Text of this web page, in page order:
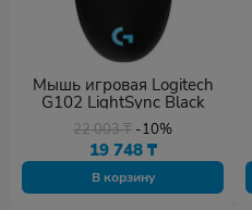
Мышь игровая Logitech
G102 LightSync Black
22 003₸ -10%
19 748 ₸
В корзину